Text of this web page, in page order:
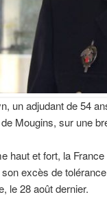
un adjudant de 54
Mougins, sur une
haut et fort, la
excès de
le 28 août dernier.